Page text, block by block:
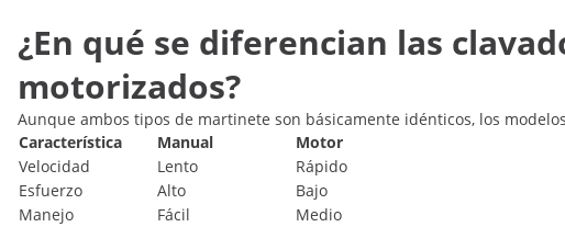
¿En qué se diferencian las
motorizados?
Aunque ambos tipos de martinete son básicamente idénticos, los
Característica
Manual
Motor
Velocidad
Lento
Rápido
Esfuerzo
Alto
Bajo
Manejo
Fácil
Medio